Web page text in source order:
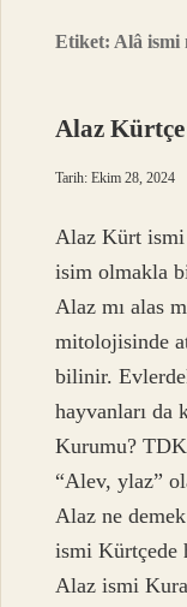
Etiket: Alâ ismi
Alaz
Tarih: Ekim 28, 2024
Alaz Kürt
isim olmakla
Alaz mı alas
mitolojisinde
bilinir.
hayvanları da
Kurumu?
“Alev, ylaz”
Alaz ne
ismi Kürtçede
Alaz ismi